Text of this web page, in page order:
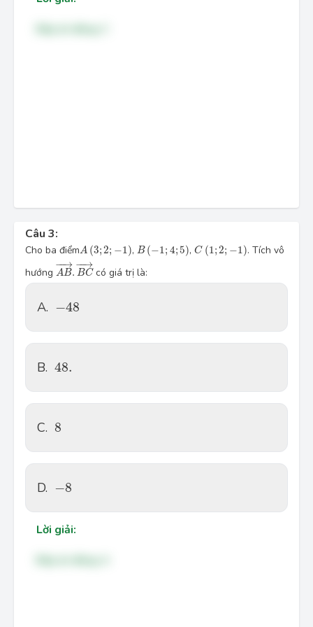
Câu 3:
Cho ba điểmA (3;2; −1)
A (3;2;− ) , B (−1; 4;5)
B(− 1;4 5) ,C (1;2; −1)
C( 1; 2;−
. Tích vô
hướng
−
−→
AB.
−
−→
BC
AB→.BC
có giá trị là:
A. −48
48
B. 48.
48.
C. 8
8
D. −8
8
Lời giải: